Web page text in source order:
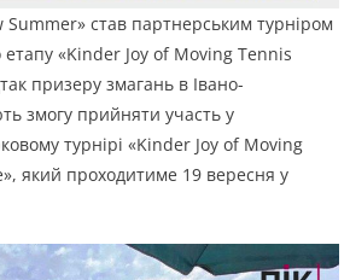
Summer» став партнерським турніром
етапу «Kinder Joy of Мoving Tennis
призеру змагань в Івано-
змогу прийняти участь у
турнірі «Kinder Joy of Мoving
який проходитиме 19 вересня у